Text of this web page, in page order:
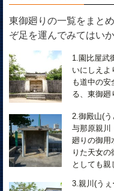
東御廻りの一覧をまと
ぞ足を運んでみてはい
1.園比屋武
いにしえよ
も道中の
る、東御廻
2.御殿山(
与那原親川
廻りの御用
りた天女
としても親
3.親川(う